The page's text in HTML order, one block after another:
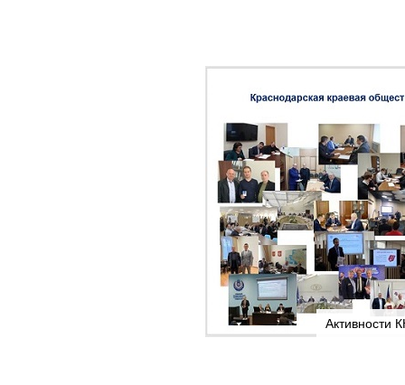
Активности